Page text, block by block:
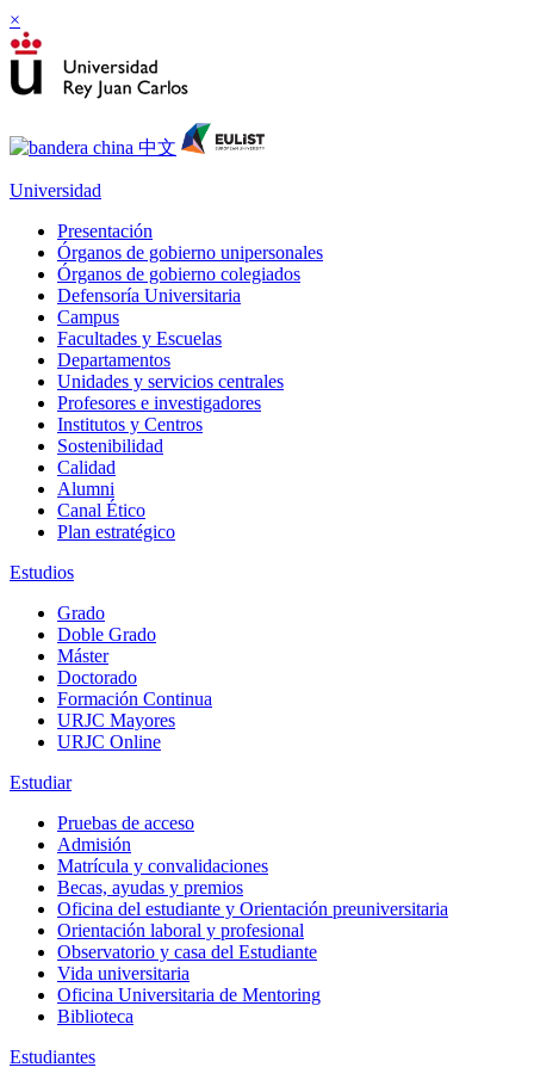
×
Universidad
Presentación
Órganos de gobierno unipersonales
Órganos de gobierno colegiados
Defensoría Universitaria
Campus
Facultades y Escuelas
Departamentos
Unidades y servicios centrales
Profesores e investigadores
Institutos y Centros
Sostenibilidad
Calidad
Alumni
Canal Ético
Plan estratégico
Estudios
Grado
Doble Grado
Máster
Doctorado
Formación Continua
URJC Mayores
URJC Online
Estudiar
Pruebas de acceso
Admisión
Matrícula y convalidaciones
Becas, ayudas y premios
Oficina del estudiante y Orientación preuniversitaria
Orientación laboral y profesional
Observatorio y casa del Estudiante
Vida universitaria
Oficina Universitaria de Mentoring
Biblioteca
Estudiantes